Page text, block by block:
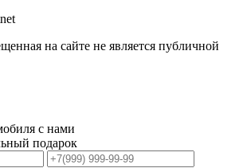
на сайте не является публичной
с нами
подарок